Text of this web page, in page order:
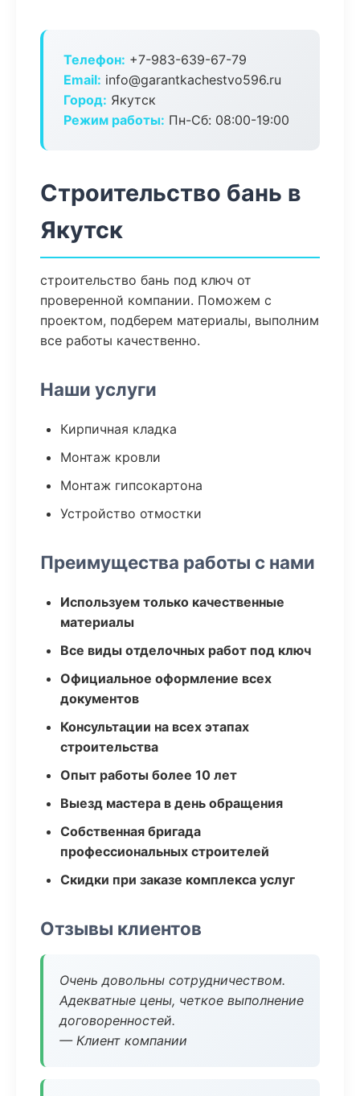
Телефон: +7-983-639-67-79
Email: info@garantkachestvo596.ru
Город: Якутск
Режим работы: Пн-Сб: 08:00-19:00
Строительство бань в
Якутск
строительство бань под ключ от
проверенной компании. Поможем с
проектом, подберем материалы, выполним
все работы качественно.
Наши услуги
Кирпичная кладка
Монтаж кровли
Монтаж гипсокартона
Устройство отмостки
Преимущества работы с нами
Используем только качественные
материалы
Все виды отделочных работ под ключ
Официальное оформление всех
документов
Консультации на всех этапах
строительства
Опыт работы более 10 лет
Выезд мастера в день обращения
Собственная бригада
профессиональных строителей
Скидки при заказе комплекса услуг
Отзывы клиентов
Очень довольны сотрудничеством.
Адекватные цены, четкое выполнение
договоренностей.
— Клиент компании